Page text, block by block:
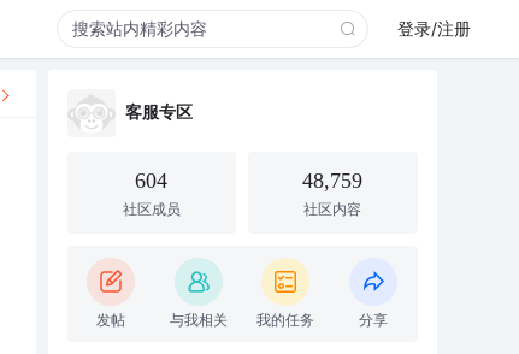
登录/注册
客服专区
604
社区成员
48,759
社区内容
发帖 与我相关 我的任务 分享